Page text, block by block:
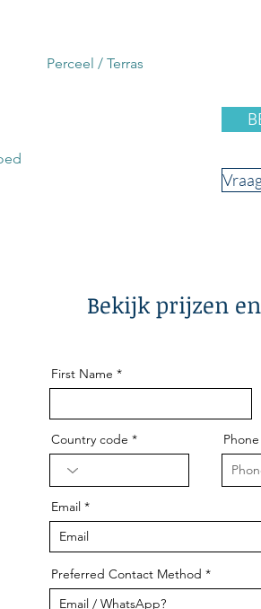
Perceel / Terras
Bekijk prijzen
First Name
Country code
Email
Preferred Contact Method